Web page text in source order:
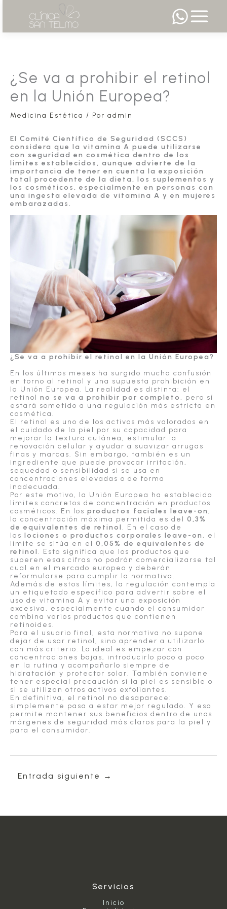
contenido
¿Se va a prohibir el retinol
en la Unión Europea?
Medicina Estética / Por admin
El Comité Científico de Seguridad (SCCS)
considera que la vitamina A puede utilizarse
con seguridad en cosmética dentro de los
límites establecidos, aunque advierte de la
importancia de tener en cuenta la exposición
total procedente de la dieta, los suplementos y
los cosméticos, especialmente en personas con
una ingesta elevada de vitamina A y en mujeres
embarazadas.
¿Se va a prohibir el retinol en la Unión Europea?
En los últimos meses ha surgido mucha confusión
en torno al retinol y una supuesta prohibición en
la Unión Europea. La realidad es distinta: el
retinol no se va a prohibir por completo , pero sí
estará sometido a una regulación más estricta en
cosmética.
El retinol es uno de los activos más valorados en
el cuidado de la piel por su capacidad para
mejorar la textura cutánea, estimular la
renovación celular y ayudar a suavizar arrugas
finas y marcas. Sin embargo, también es un
ingrediente que puede provocar irritación,
sequedad o sensibilidad si se usa en
concentraciones elevadas o de forma
inadecuada.
Por este motivo, la Unión Europea ha establecido
límites concretos de concentración en productos
cosméticos. En los productos faciales leave-on ,
la concentración máxima permitida es del 0,3%
de equivalentes de retinol. En el caso de
las lociones o productos corporales leave-on , el
límite se sitúa en el 0,05% de equivalentes de
retinol. Esto significa que los productos que
superen esas cifras no podrán comercializarse tal
cual en el mercado europeo y deberán
reformularse para cumplir la normativa.
Además de estos límites, la regulación contempla
un etiquetado específico para advertir sobre el
uso de vitamina A y evitar una exposición
excesiva, especialmente cuando el consumidor
combina varios productos que contienen
retinoides.
Para el usuario final, esta normativa no supone
dejar de usar retinol, sino aprender a utilizarlo
con más criterio. Lo ideal es empezar con
concentraciones bajas, introducirlo poco a poco
en la rutina y acompañarlo siempre de
hidratación y protector solar. También conviene
tener especial precaución si la piel es sensible o
si se utilizan otros activos exfoliantes.
En definitiva, el retinol no desaparece:
simplemente pasa a estar mejor regulado. Y eso
permite mantener sus beneficios dentro de unos
márgenes de seguridad más claros para la piel y
para el consumidor.
Entrada siguiente →
Servicios
Inicio